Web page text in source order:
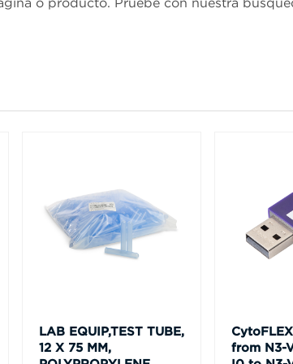
LAB EQUIP,TEST TUBE,
12 X 75 MM,
from N3-